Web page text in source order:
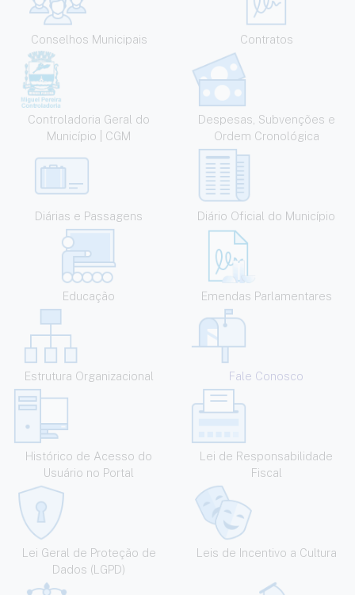
Conselhos Municipais Contratos
Controladoria Geral do
Município | CGM
Despesas, Subvenções e
Ordem Cronológica
Diárias e Passagens Diário Oficial do Município
Educação Emendas Parlamentares
Estrutura Organizacional Fale Conosco
Histórico de Acesso do
Usuário no Portal
Lei de Responsabilidade
Fiscal
Lei Geral de Proteção de
Dados (LGPD)
Leis de Incentivo a Cultura